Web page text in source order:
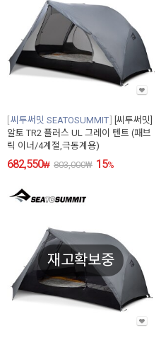
씨투써밋 SEATOSUMMIT
[씨투써밋]
알토 TR2 플러스 UL 그레이 텐트 (패브
릭 이너/4계절,극동계용)
682,550₩ 803,000₩ 15%
재고확보중